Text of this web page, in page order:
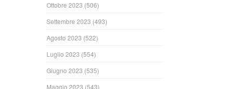
Ottobre 2023 (506)
Settembre 2023 (493)
Agosto 2023 (522)
Luglio 2023 (554)
Giugno 2023 (535)
Maggio 2023 (543)